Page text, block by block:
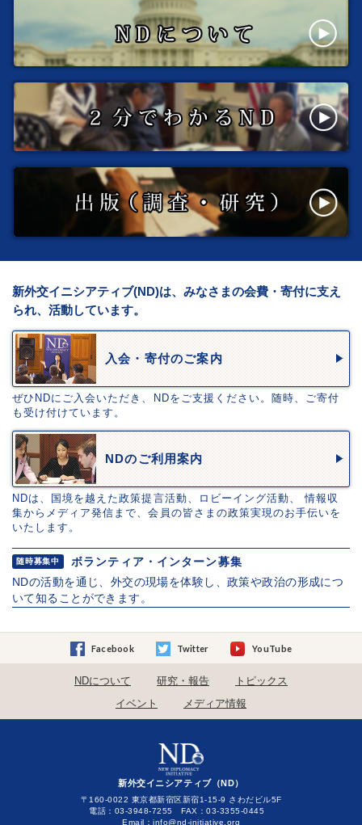
新外交イニシアティブ(ND)は、みなさまの会費・寄付に支え
られ、活動しています。
入会・寄付のご案内
ぜひNDにご入会いただき、NDをご支援ください。随時、ご寄付
も受け付けています。
NDのご利用案内
NDは、国境を越えた政策提言活動、ロビーイング活動、 情報収
集からメディア発信まで、会員の皆さまの政策実現のお手伝いを
いたします。
随時募集中
ボランティア・インターン募集
NDの活動を通じ、外交の現場を体験し、政策や政治の形成につ
いて知ることができます。
Facebook Twitter YouTube
NDについて 研究・報告
トピックス
イベント
メディア情報
新外交イニシアティブ（ND）
〒160-0022 東京都新宿区新宿1-15-9 さわだビル5F
電話：03-3948-7255 FAX：03-3355-0445
Email：